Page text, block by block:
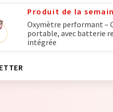
Produit de la
Oxymètre performant –
portable, avec batterie
intégrée